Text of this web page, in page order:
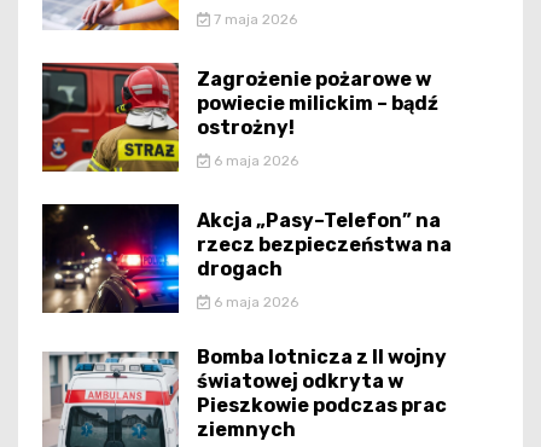
7 maja 2026
Zagrożenie pożarowe w
powiecie milickim – bądź
ostrożny!
6 maja 2026
Akcja „Pasy–Telefon” na
rzecz bezpieczeństwa na
drogach
6 maja 2026
Bomba lotnicza z II wojny
światowej odkryta w
Pieszkowie podczas prac
ziemnych